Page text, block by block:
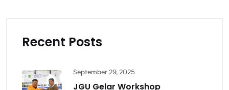
Recent Posts
September 29, 2025
JGU Gelar Workshop